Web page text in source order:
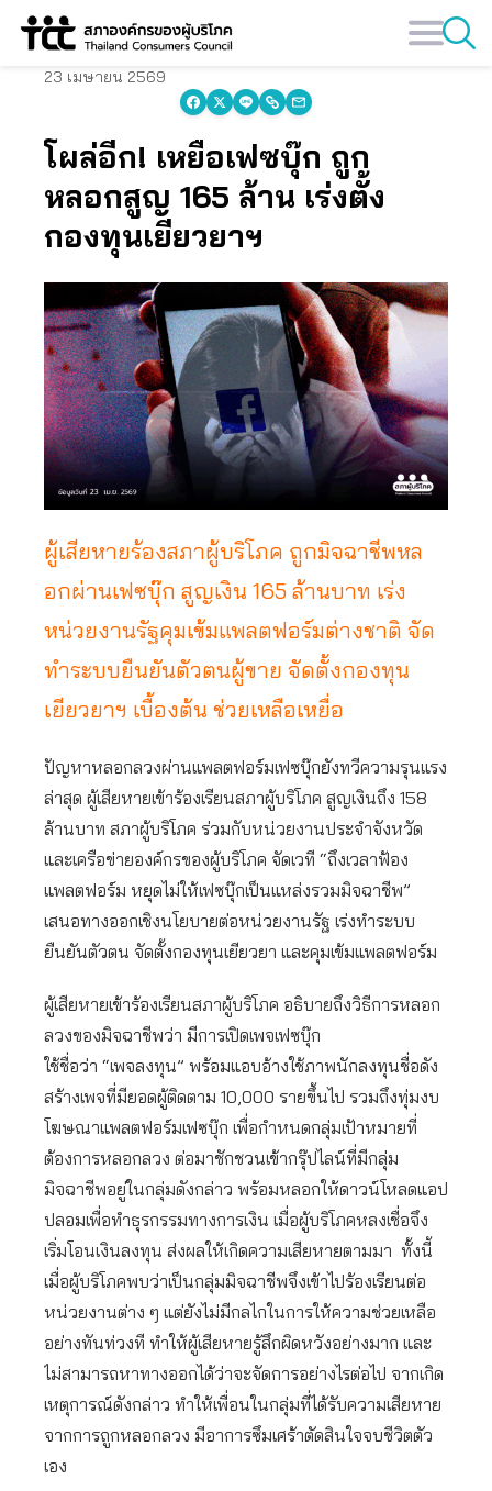
Skip
23 เมษายน 2569
โผล่อีก! เหยื่อเฟซบุ๊ก ถูก
หลอกสูญ 165 ล้าน เร่งตั้ง
กองทุนเยียวยาฯ
ผู้เสียหายร้องสภาผู้บริโภค ถูกมิจฉาชีพหล
อกผ่านเฟซบุ๊ก สูญเงิน 165 ล้านบาท เร่ง
หน่วยงานรัฐคุมเข้มแพลตฟอร์มต่างชาติ จัด
ทำระบบยืนยันตัวตนผู้ขาย จัดตั้งกองทุน
เยียวยาฯ เบื้องต้น ช่วยเหลือเหยื่อ
ปัญหาหลอกลวงผ่านแพลตฟอร์มเฟซบุ๊กยังทวีความรุนแรง
ล่าสุด ผู้เสียหายเข้าร้องเรียนสภาผู้บริโภค สูญเงินถึง 158
ล้านบาท สภาผู้บริโภค ร่วมกับหน่วยงานประจำจังหวัด
และเครือข่ายองค์กรของผู้บริโภค จัดเวที “ถึงเวลาฟ้อง
แพลตฟอร์ม หยุดไม่ให้เฟซบุ๊กเป็นแหล่งรวมมิจฉาชีพ”
เสนอทางออกเชิงนโยบายต่อหน่วยงานรัฐ เร่งทำระบบ
ยืนยันตัวตน จัดตั้งกองทุนเยียวยา และคุมเข้มแพลตฟอร์ม
ผู้เสียหายเข้าร้องเรียนสภาผู้บริโภค อธิบายถึงวิธีการหลอก
ลวงของมิจฉาชีพว่า มีการเปิดเพจเฟซบุ๊ก
ใช้ชื่อว่า “เพจลงทุน” พร้อมแอบอ้างใช้ภาพนักลงทุนชื่อดัง
สร้างเพจที่มียอดผู้ติดตาม 10,000 รายขึ้นไป รวมถึงทุ่มงบ
โฆษณาแพลตฟอร์มเฟซบุ๊ก เพื่อกำหนดกลุ่มเป้าหมายที่
ต้องการหลอกลวง ต่อมาชักชวนเข้ากรุ๊ปไลน์ที่มีกลุ่ม
มิจฉาชีพอยู่ในกลุ่มดังกล่าว พร้อมหลอกให้ดาวน์โหลดแอป
ปลอมเพื่อทำธุรกรรมทางการเงิน เมื่อผู้บริโภคหลงเชื่อจึง
เริ่มโอนเงินลงทุน ส่งผลให้เกิดความเสียหายตามมา ทั้งนี้
เมื่อผู้บริโภคพบว่าเป็นกลุ่มมิจฉาชีพจึงเข้าไปร้องเรียนต่อ
หน่วยงานต่าง ๆ แต่ยังไม่มีกลไกในการให้ความช่วยเหลือ
อย่างทันท่วงที ทำให้ผู้เสียหายรู้สึกผิดหวังอย่างมาก และ
ไม่สามารถหาทางออกได้ว่าจะจัดการอย่างไรต่อไป จากเกิด
เหตุการณ์ดังกล่าว ทำให้เพื่อนในกลุ่มที่ได้รับความเสียหาย
จากการถูกหลอกลวง มีอาการซึมเศร้าตัดสินใจจบชีวิตตัว
เอง